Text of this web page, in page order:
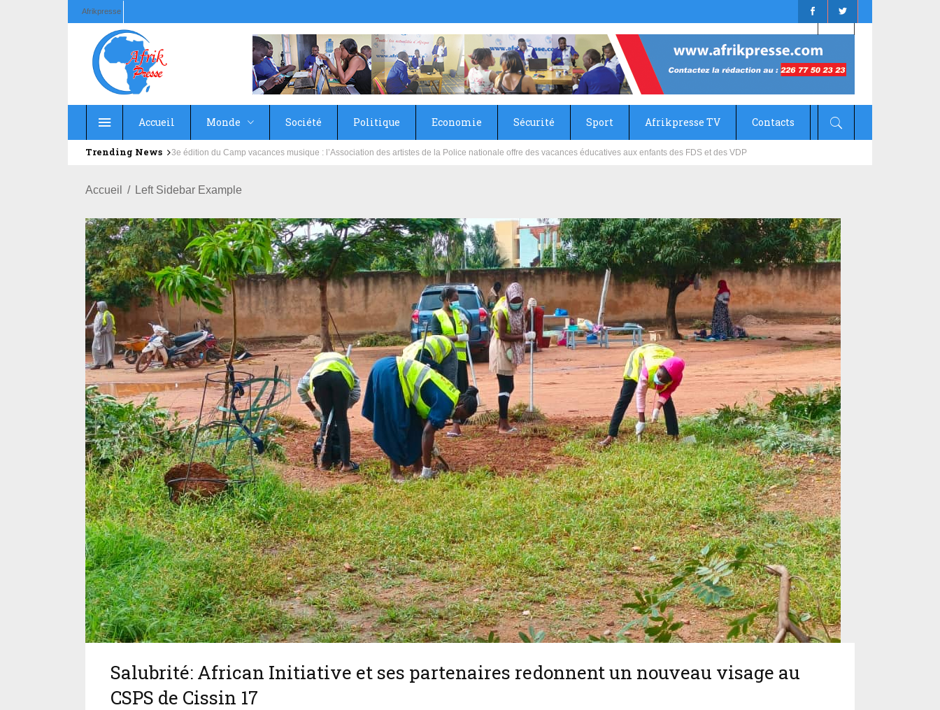
Afrikpresse
Accueil Monde Société Politique Economie Sécurité Sport Afrikpresse TV Contacts
Trending News Education : la fédération de la Russie rénove les écoles primaire et collège du Camp Général Aboubacar Sangoulé Lamizana
Accueil Left Sidebar Example
Salubrité: African Initiative et ses partenaires redonnent un nouveau visage au
CSPS de Cissin 17